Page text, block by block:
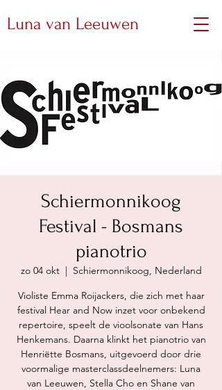
Luna van Leeuwen
Schiermonnikoog
Festival - Bosmans
pianotrio
zo 04 okt
  |
Schiermonnikoog, Nederland
Violiste Emma Roijackers, die zich met haar
festival Hear and Now inzet voor onbekend
repertoire, speelt de vioolsonate van Hans
Henkemans. Daarna klinkt het pianotrio van
Henriëtte Bosmans, uitgevoerd door drie
voormalige masterclassdeelnemers: Luna
van Leeuwen, Stella Cho en Shane van